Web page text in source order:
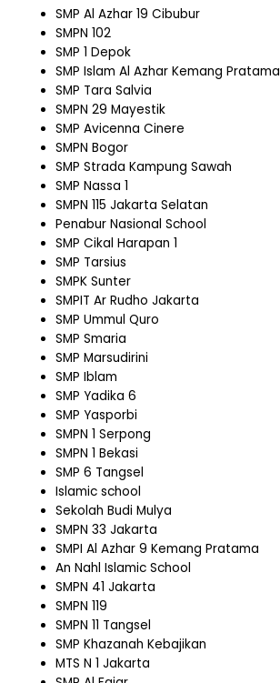
SMP Al Azhar 19 Cibubur
SMPN 102
SMP 1 Depok
SMP Islam Al Azhar Kemang Pratama
SMP Tara Salvia
SMPN 29 Mayestik
SMP Avicenna Cinere
SMPN Bogor
SMP Strada Kampung Sawah
SMP Nassa 1
SMPN 115 Jakarta Selatan
Penabur Nasional School
SMP Cikal Harapan 1
SMP Tarsius
SMPK Sunter
SMPIT Ar Rudho Jakarta
SMP Ummul Quro
SMP Smaria
SMP Marsudirini
SMP Iblam
SMP Yadika 6
SMP Yasporbi
SMPN 1 Serpong
SMPN 1 Bekasi
SMP 6 Tangsel
Islamic school
Sekolah Budi Mulya
SMPN 33 Jakarta
SMPI Al Azhar 9 Kemang Pratama
An Nahl Islamic School
SMPN 41 Jakarta
SMPN 119
SMPN 11 Tangsel
SMP Khazanah Kebajikan
MTS N 1 Jakarta